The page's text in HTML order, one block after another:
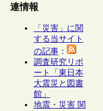
連情報
「災害」に関
する当サイト
の記事：
調査研究リポ
ート「東日本
大震災と図書
館」
地震・災害 関